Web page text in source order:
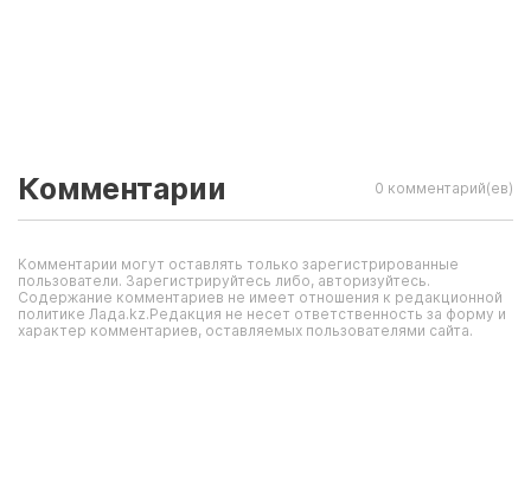
Комментарии 0 комментарий(ев)
Комментарии могут оставлять только зарегистрированные
пользователи. Зарегистрируйтесь либо, авторизуйтесь.
Содержание комментариев не имеет отношения к редакционной
политике Лада.kz.Редакция не несет ответственность за форму и
характер комментариев, оставляемых пользователями сайта.